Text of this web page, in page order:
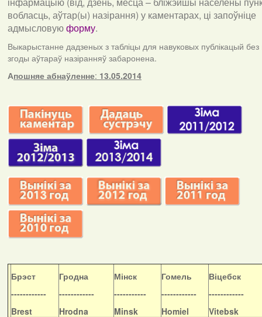
вобласць, аўтар(ы) назірання) у каментарах, ці запоўніце
адмысловуюформу.
Выкарыстанне дадзеных з табліцы для навуковых публікацый без
згоды аўтараў назіранняў забаронена.
Апошняе абнаўленне: 13.05.2014
Брэст
------------
Brest
Гродна
------------
Hrodna
Мінск
-----------
Minsk
Гомель
------------
Homiel
Віцебск
------------
Vitebsk